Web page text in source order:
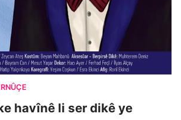
havînê li ser dikê ye